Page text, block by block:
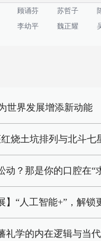
顾诵芬 苏哲子
李幼平 魏正耀
世界发展增添新动能
烧土坑排列与北斗七
动？那是你的口腔在“
】“人工智能+”，解锁
礼学的内在逻辑与当